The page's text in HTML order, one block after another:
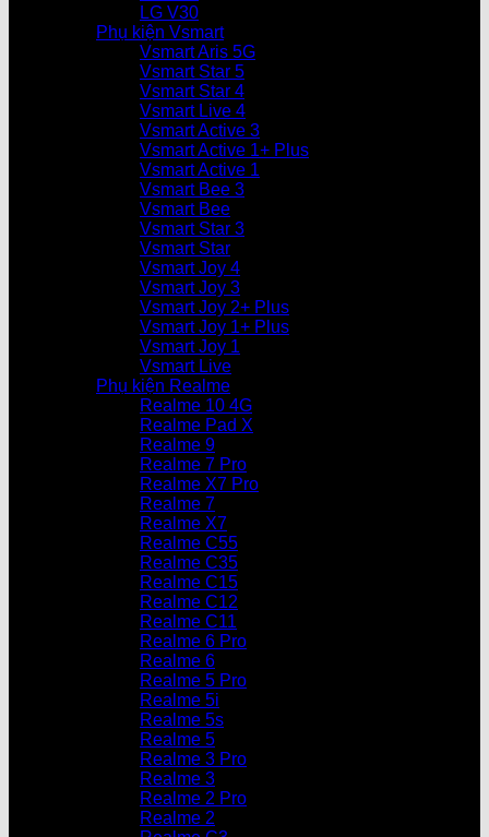
LG V30
Phụ kiện Vsmart
Vsmart Aris 5G
Vsmart Star 5
Vsmart Star 4
Vsmart Live 4
Vsmart Active 3
Vsmart Active 1+ Plus
Vsmart Active 1
Vsmart Bee 3
Vsmart Bee
Vsmart Star 3
Vsmart Star
Vsmart Joy 4
Vsmart Joy 3
Vsmart Joy 2+ Plus
Vsmart Joy 1+ Plus
Vsmart Joy 1
Vsmart Live
Phụ kiện Realme
Realme 10 4G
Realme Pad X
Realme 9
Realme 7 Pro
Realme X7 Pro
Realme 7
Realme X7
Realme C55
Realme C35
Realme C15
Realme C12
Realme C11
Realme 6 Pro
Realme 6
Realme 5 Pro
Realme 5i
Realme 5s
Realme 5
Realme 3 Pro
Realme 3
Realme 2 Pro
Realme 2